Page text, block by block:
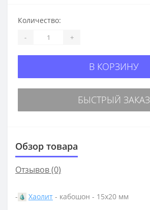
Количество:
- +
В КОРЗИНУ
БЫСТРЫЙ ЗАКАЗ
Обзор товара
Отзывов (0)
- Хаолит - кабошон - 15х20 мм